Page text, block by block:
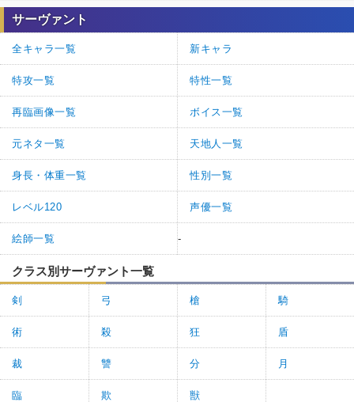
サーヴァント
全キャラ一覧 新キャラ
特攻一覧 特性一覧
再臨画像一覧 ボイス一覧
元ネタ一覧 天地人一覧
身長・体重一覧 性別一覧
レベル120 声優一覧
絵師一覧 -
クラス別サーヴァント一覧
剣 弓 槍 騎
術 殺 狂 盾
裁 讐 分 月
臨 欺 獣